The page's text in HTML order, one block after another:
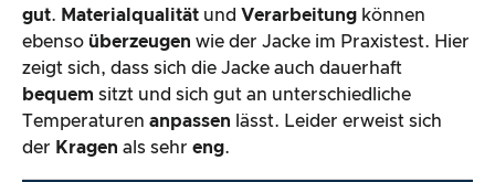
gut. Materialqualität und Verarbeitung können
ebenso überzeugen wie der Jacke im Praxistest. Hier
zeigt sich, dass sich die Jacke auch dauerhaft
bequem sitzt und sich gut an unterschiedliche
Temperaturen anpassen lässt. Leider erweist sich
der Kragen als sehr eng.